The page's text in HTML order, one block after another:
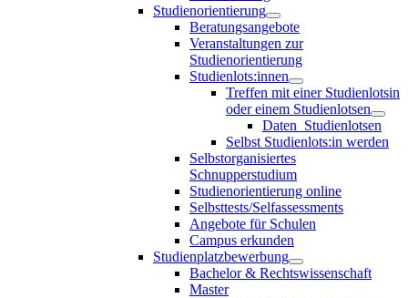
Studienorientierung
Beratungsangebote
Veranstaltungen zur
Studienorientierung
Studienlots:innen
Treffen mit einer Studienlotsin
oder einem Studienlotsen
Daten_Studienlotsen
Selbst Studienlots:in werden
Selbstorganisiertes
Schnupperstudium
Studienorientierung online
Selbsttests/Selfassessments
Angebote für Schulen
Campus erkunden
Studienplatzbewerbung
Bachelor & Rechtswissenschaft
Master